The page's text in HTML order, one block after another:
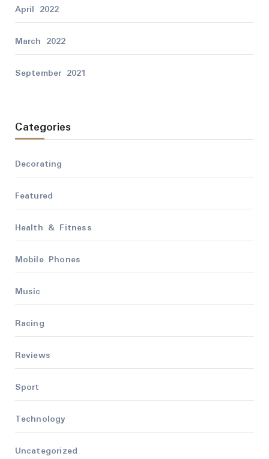
April 2022
March 2022
September 2021
Categories
Decorating
Featured
Health & Fitness
Mobile Phones
Music
Racing
Reviews
Sport
Technology
Uncategorized